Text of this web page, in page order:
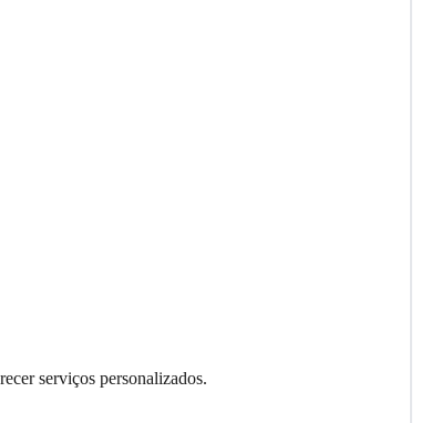
serviços personalizados.